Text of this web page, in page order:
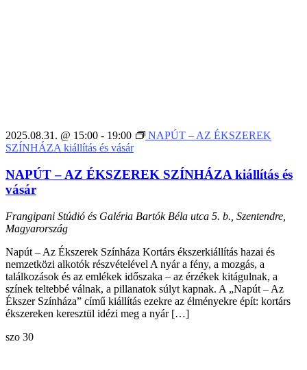
2025.08.31. @ 15:00 - 19:00
NAPÚT – AZ ÉKSZEREK
SZÍNHÁZA kiállítás és vásár
NAPÚT – AZ ÉKSZEREK SZÍNHÁZA kiállítás és
vásár
Frangipani Stúdió és Galéria Bartók Béla utca 5. b., Szentendre,
Magyarország
Napút – Az Ékszerek Színháza Kortárs ékszerkiállítás hazai és
nemzetközi alkotók részvételével A nyár a fény, a mozgás, a
találkozások és az emlékek időszaka – az érzékek kitágulnak, a
színek teltebbé válnak, a pillanatok súlyt kapnak. A „Napút – Az
Ékszer Színháza” című kiállítás ezekre az élményekre épít: kortárs
ékszereken keresztül idézi meg a nyár […]
szo 30